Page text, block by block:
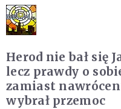
Herod nie bał się
lecz prawdy o
zamiast
wybrał przemoc